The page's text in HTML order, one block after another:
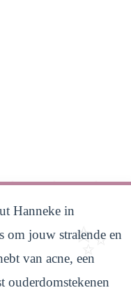
Hanneke in
om jouw stralende en
van acne, een
ouderdomstekenen